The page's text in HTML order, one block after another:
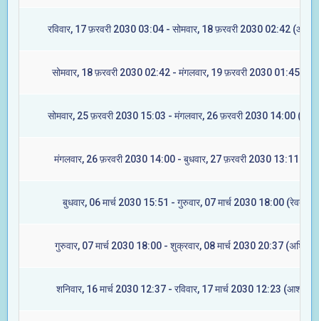
रविवार, 17 फ़रवरी 2030 03:04 - सोमवार, 18 फ़रवरी 2030 02:42
सोमवार, 18 फ़रवरी 2030 02:42 - मंगलवार, 19 फ़रवरी 2030 01:45
सोमवार, 25 फ़रवरी 2030 15:03 - मंगलवार, 26 फ़रवरी 2030 14:00
मंगलवार, 26 फ़रवरी 2030 14:00 - बुधवार, 27 फ़रवरी 2030 13:11 (मूल)
बुधवार, 06 मार्च 2030 15:51 - गुरुवार, 07 मार्च 2030 18:00 (रेवती)
गुरुवार, 07 मार्च 2030 18:00 - शुक्रवार, 08 मार्च 2030 20:37 (अश्विनी)
शनिवार, 16 मार्च 2030 12:37 - रविवार, 17 मार्च 2030 12:23 (आश्लेषा)